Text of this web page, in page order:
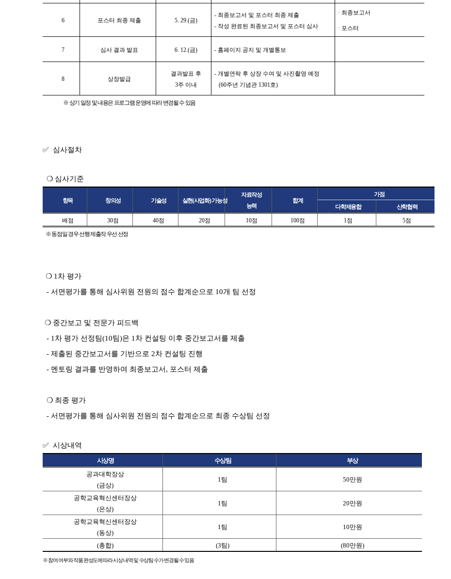
6 포스터 최종 제출 5. 29.(금)
- 최종보고서 및 포스터 최종 제출
- 작성 완료된 최종보고서 및 포스터 심사
· 최종보고서
· 포스터
7 심사 결과 발표 6. 12.(금) - 홈페이지 공지 및 개별통보
8 상장발급
결과발표 후
3주 이내
- 개별연락 후 상장 수여 및 사진촬영 예정
(60주년 기념관 1301호)
※상기 일정 및 내용은 프로그램 운영에 따라 변경될 수 있음
✅ 심사절차
❍ 심사기준
항목 창의성 기술성 실현(사업화)가능성
자료작성
능력
합계
가점
다학제융합
산학협력
배점
30점 40점 20점 10점 100점 1점 5점
※동점일 경우 선행 제출작 우선 선정
❍ 1차 평가
- 서면평가를 통해 심사위원 전원의 점수 합계순으로 10개 팀 선정
❍ 중간보고 및 전문가 피드백
- 1차 평가 선정팀(10팀)은 1차 컨설팅 이후 중간보고서를 제출
- 제출된 중간보고서를 기반으로 2차 컨설팅 진행
- 멘토링 결과를 반영하여 최종보고서, 포스터 제출
❍ 최종 평가
- 서면평가를 통해 심사위원 전원의 점수 합계순으로 최종 수상팀 선정
✅ 시상내역
시상명 수상팀
부상
공과대학장상
(금상)
1팀 50만원
공학교육혁신센터장상
(은상)
1팀 20만원
공학교육혁신센터장상
(동상)
1팀 10만원
(총합) (3팀) (80만원)
※참여 여부와 작품 완성도에 따라 시상 내역 및 수상팀 수가 변경될 수 있음